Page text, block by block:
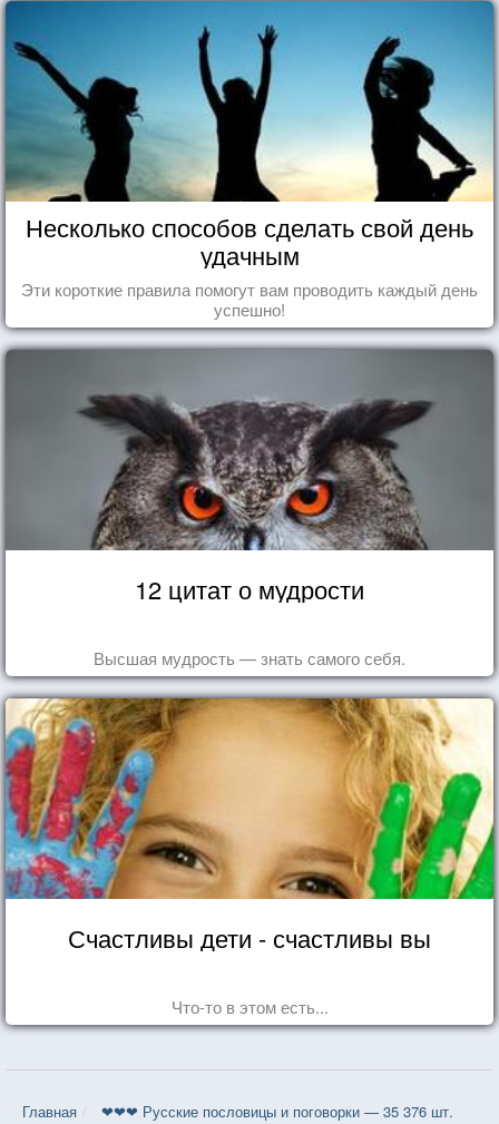
Несколько способов сделать свой день
удачным
Эти короткие правила помогут вам проводить каждый день
успешно!
12 цитат о мудрости
Высшая мудрость — знать самого себя.
Счастливы дети - счастливы вы
Что-то в этом есть...
Главная ❤❤❤ Русские пословицы и поговорки — 35 376 шт.